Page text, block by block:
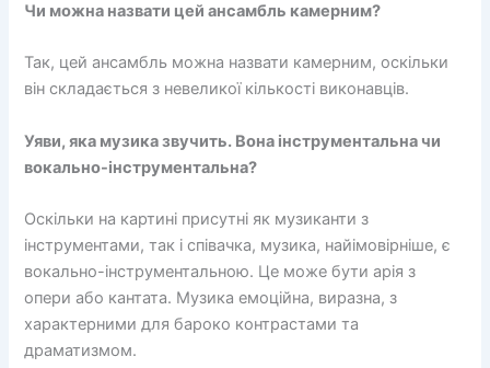
Чи можна назвати цей ансамбль камерним?
Так, цей ансамбль можна назвати камерним, оскільки
він складається з невеликої кількості виконавців.
Уяви, яка музика звучить. Вона інструментальна чи
вокально-інструментальна?
Оскільки на картині присутні як музиканти з
інструментами, так і співачка, музика, найімовірніше, є
вокально-інструментальною. Це може бути арія з
опери або кантата. Музика емоційна, виразна, з
характерними для бароко контрастами та
драматизмом.